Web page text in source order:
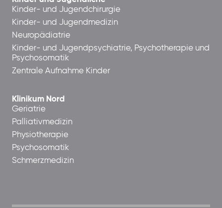
Kinder- und Jugendchirurgie
Kinder- und Jugendmedizin
Neuropädiatrie
Kinder- und Jugendpsychiatrie, Psychotherapie und
Psychosomatik
Zentrale Aufnahme Kinder
Klinikum Nord
Geriatrie
Palliativmedizin
Physiotherapie
Psychosomatik
Schmerzmedizin